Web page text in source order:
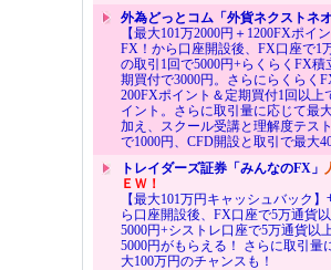
外為どっとコム「外貨ネクストネオ
【最大101万2000円＋1200FXポイ
FX！から口座開設後、FX口座で1
の取引1回で5000円+らくらくFX積
期買付で3000円。さらにらくらく
200FXポイント＆定期買付1回以上
イント。さらに取引量に応じて最
加え、スクール受講と理解度テス
で1000円、CFD開設と取引で最大
トレイダーズ証券「みんなのFX」
ＥＷ！
【最大101万円キャッシュバック
ら口座開設後、FX口座で5万通貨
5000円+シストレ口座で5万通貨以
5000円がもらえる！ さらに取引量
大100万円のチャンスも！